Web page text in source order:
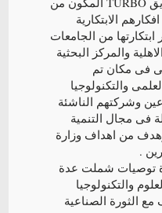
الابتكارية
اختيار ابتكارتها من الجامعات
والمركز البحثية
فى مكان تم
والتكنولوجيا
وشركتهم الناشئة
فى مجال التنمية
لرؤية مصر 2030 وهدف من اهداف وزارة
.
توصيات شملت عدة
والتكنولوجيا
مع الثورة الصناعية